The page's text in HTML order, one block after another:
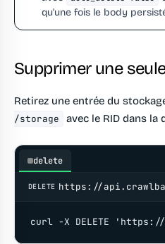
qu'une fois le body
Supprimer une
Retirez une entrée du
/storage
avec le RID dans la
delete
DELETE https://
curl -X DELETE 'https://